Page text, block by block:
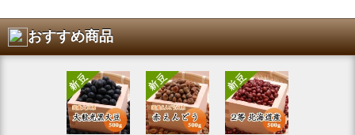
おすすめ商品